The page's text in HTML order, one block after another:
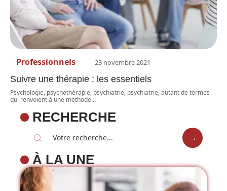
Professionnels 23 novembre 2021
Suivre une thérapie : les essentiels
Psychologie, psychothérapie, psychiatrie, psychiatrie, autant de termes
qui renvoient à une méthode…
RECHERCHE
À LA UNE